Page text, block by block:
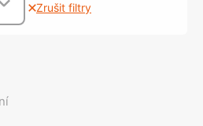
Zrušit filtry